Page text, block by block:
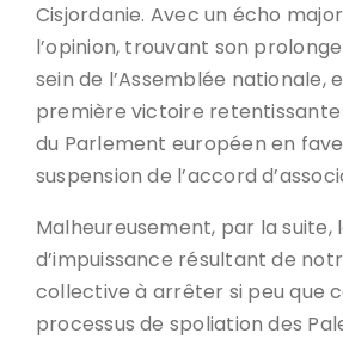
Cisjordanie. Avec un écho
l’opinion, trouvant son
sein de l’Assemblée nationale,
première victoire
du Parlement européen en
suspension de l’accord
Malheureusement, par la suite,
d’impuissance résultant de
collective à arrêter si peu que
processus de spoliation des